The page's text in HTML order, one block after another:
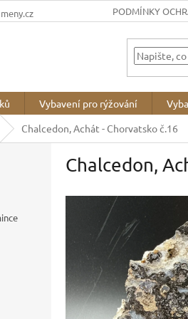
PODMÍNKY
Vybavení pro rýžování
Chalcedon, Achát - Chorvatsko č.16
Chalcedon,